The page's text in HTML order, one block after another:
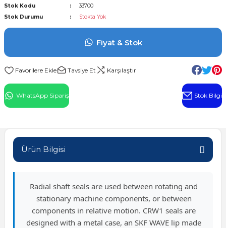
Rulman
Stok Kodu
33700
Stok Durumu
Stokta Yok
Fiyat & Stok
Tavsiye Et Karşılaştır
WhatsApp Sipariş Stok Bilgi
Ürün Bilgisi
Radial shaft seals are used between rotating and
stationary machine components, or between
components in relative motion. CRW1 seals are
designed with a metal case, an SKF WAVE lip made